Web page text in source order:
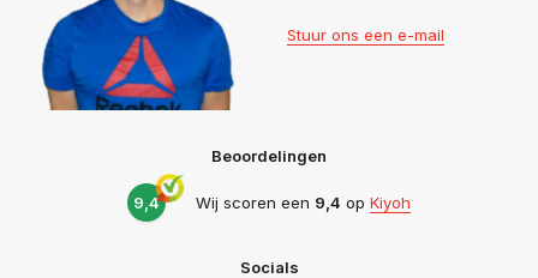
Stuur ons een e-mail
Beoordelingen
9,4 Wij scoren een 9,4 op Kiyoh
Socials